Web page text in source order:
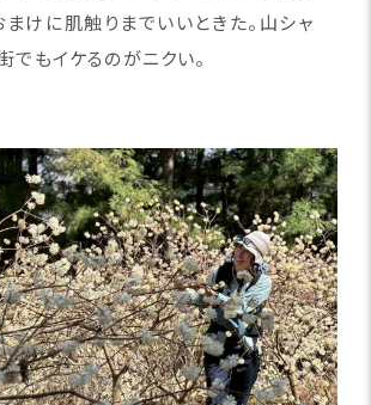
まけに肌触りまでいいときた。山シャ
でもイケるのがニクい。